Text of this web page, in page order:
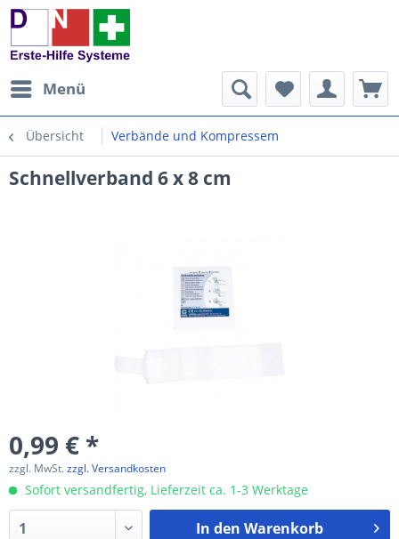
Menü
Übersicht Verbände und Kompressem
Schnellverband 6 x 8 cm
0,99 € *
zzgl. MwSt.zzgl. Versandkosten
Sofort versandfertig, Lieferzeit ca. 1-3 Werktage
In den Warenkorb